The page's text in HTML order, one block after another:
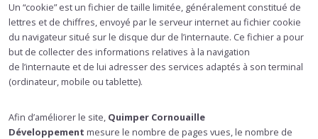
Un “cookie” est un fichier de taille limitée, généralement constitué de
lettres et de chiffres, envoyé par le serveur internet au fichier cookie
du navigateur situé sur le disque dur de l’internaute. Ce fichier a pour
but de collecter des informations relatives à la navigation
de l’internaute et de lui adresser des services adaptés à son terminal
(ordinateur, mobile ou tablette).
Afin d’améliorer le site, Quimper Cornouaille
Développement mesure le nombre de pages vues, le nombre de